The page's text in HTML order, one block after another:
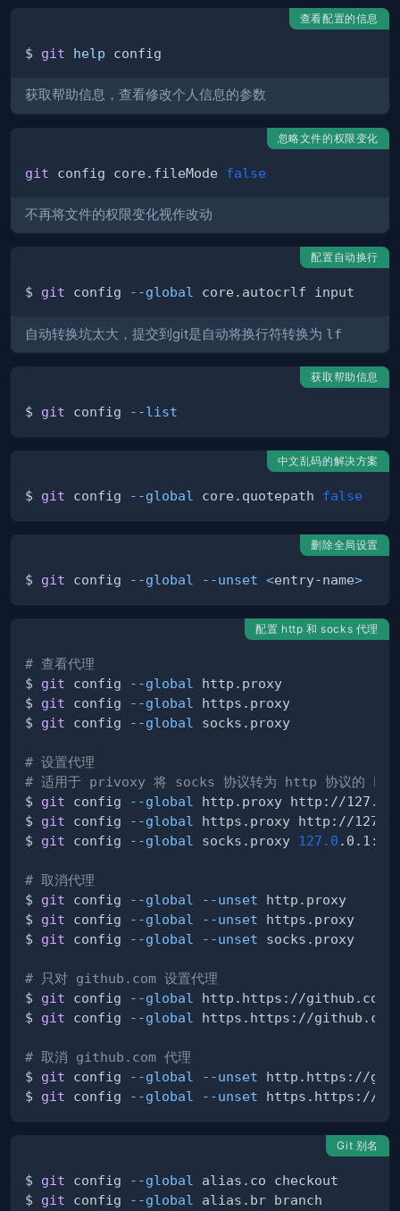
查看配置的信息
$ git help
获取帮助信息，查看修改个人信息的参数
忽略文件的权限变化
git config core.fileMode false
不再将文件的权限变化视作改动
配置自动换行
$ git config --global
自动转换坑太大，提交到git是自动将换行符转换为 lf
获取帮助信息
$ git config --list
中文乱码的解决方案
$ git config --global core.quotepath false
删除全局设置
$ git config --global --unset <entry-name>
配置 http 和 socks 代理
# 查看代理
$ git config --global
$ git config --global
$ git config --global
# 设置代理
# 适用于 privoxy 将 socks 协议转为 http 协议的
$ git config
--global
$ git config
--global
$ git config --global socks.proxy 127.0
# 取消代理
$ git config --global --unset
$ git config --global --unset
$ git config --global --unset
# 只对 github.com 设置代理
$ git config
--global
$ git config --global
# 取消 github.com 代理
$ git config --global
--unset
$ git config --global --unset
Git 别名
$ git config --global
$ git config --global